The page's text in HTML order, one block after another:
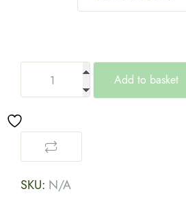
Add to basket
SKU: N/A